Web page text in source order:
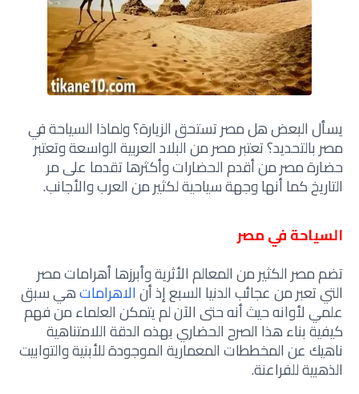
يسأل البعض هل مصر تستحق الزيارة؟ ولماذا السياحة في
مصر بالتحديد؟ تعتبر مصر من البلاد العربية الواسعة وتعتبر
حضارة مصر من أقدم الحضارات وأكثرها تقدما على مر
التاريخ كما أنها وجهة سياحية لكثير من العرب والأجانب.
السياحة في مصر
تضم مصر الكثير من المعالم الأثرية وأبرزها أهرامات مصر
التي تعبر من عجائب الدنيا السبع إذ أنالاهراماتهي سبق
علمي لأوانه حيث أنه حتى الآن لم يتمكن العلماء من فهم
كيفية بناء هذا الصرح الحضاري بهذه الدقة اللامتناهية
ناهيك عن المخططات المعمارية الموجودة للأبنية والتوابيت
الذهبية للفراعنة.